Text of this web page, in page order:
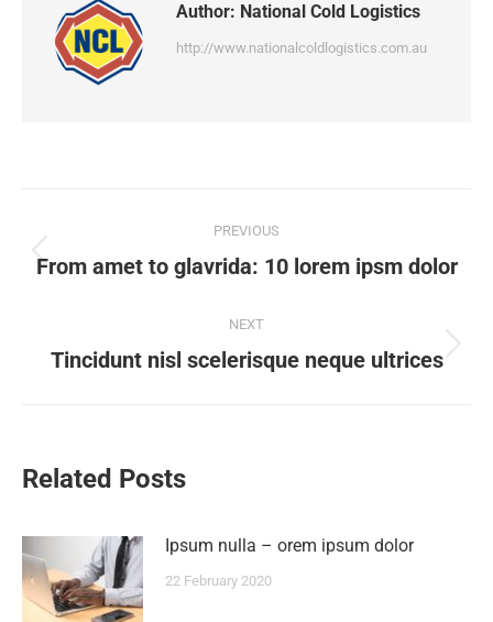
Author: National Cold Logistics
http://www.nationalcoldlogistics.com.au
PREVIOUS
From amet to glavrida: 10 lorem ipsm dolor
NEXT
Tincidunt nisl scelerisque neque ultrices
Related Posts
Ipsum nulla – orem ipsum dolor
22 February 2020